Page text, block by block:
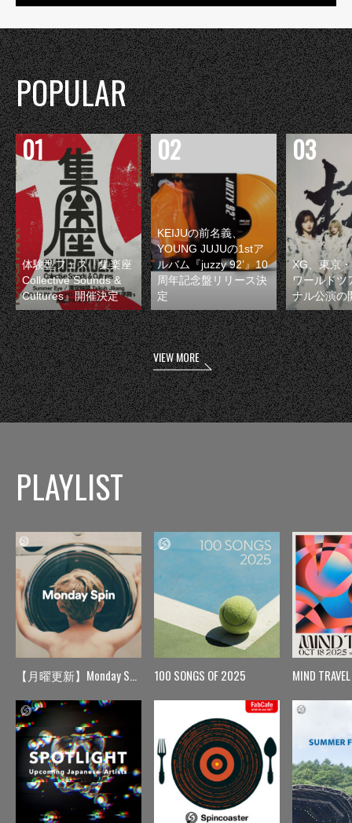
POPULAR
体験型フェス『集楽座
Collective Sounds &
Cultures』開催決定
KEIJUの前名義、
YOUNG JUJUの1stア
ルバム『juzzy 92’』10
周年記念盤リリース決
定
XG、東京
ワールドツ
ナル公演の
VIEW MORE
PLAYLIST
【月曜更新】Monday Spin 100 SONGS OF 2025 MIND TRAVEL